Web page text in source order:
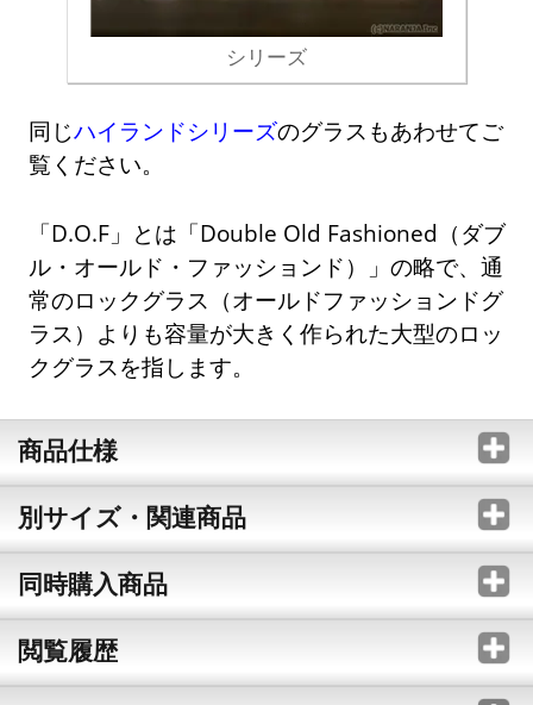
シリーズ
同じハイランドシリーズのグラスもあわせてご
覧ください。
「D.O.F」とは「Double Old Fashioned（ダブ
ル・オールド・ファッションド）」の略で、通
常のロックグラス（オールドファッションドグ
ラス）よりも容量が大きく作られた大型のロッ
クグラスを指します。
商品仕様
別サイズ・関連商品
同時購入商品
閲覧履歴